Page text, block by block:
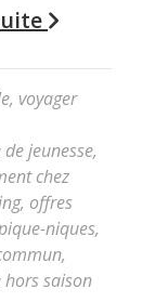
, voyager
jeunesse,
chez
, offres
niques,
,
hors saison